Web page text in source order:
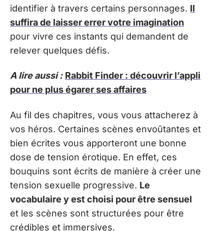
identifier à travers certains personnages. Il
suffira de laisser errer votre imagination
pour vivre ces instants qui demandent de
relever quelques défis.
A lire aussi : Rabbit Finder : découvrir l’appli
pour ne plus égarer ses affaires
Au fil des chapitres, vous vous attacherez à
vos héros. Certaines scènes envoûtantes et
bien écrites vous apporteront une bonne
dose de tension érotique. En effet, ces
bouquins sont écrits de manière à créer une
tension sexuelle progressive. Le
vocabulaire y est choisi pour être sensuel
et les scènes sont structurées pour être
crédibles et immersives.